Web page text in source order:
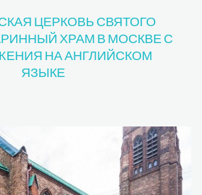
ЦЕРКОВЬ СВЯТОГО
ХРАМ В МОСКВЕ С
НА АНГЛИЙСКОМ
ЯЗЫКЕ